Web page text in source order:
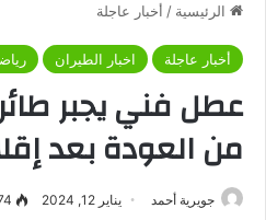
الرئيسية / أخبار عاجلة
أخبار عاجلة اخبار الطيران
عطل فني يجبر
من العودة بعد
جويرية أحمد يناير 12, 2024